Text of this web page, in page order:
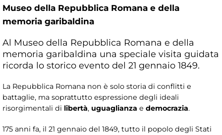
Museo della Repubblica Romana e della
memoria garibaldina
Al Museo della Repubblica Romana e della
memoria garibaldina una speciale visita guidata
ricorda lo storico evento del 21 gennaio 1849.
La Repubblica Romana non è solo storia di conflitti e
battaglie, ma soprattutto espressione degli ideali
risorgimentali di libertà, uguaglianza e democrazia.
175 anni fa, il 21 gennaio del 1849, tutto il popolo degli Stati